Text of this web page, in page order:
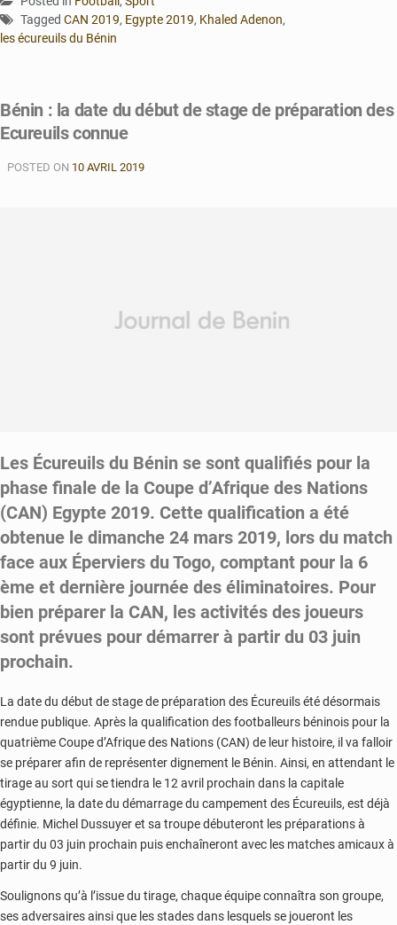
Tagged CAN 2019, Egypte 2019, Khaled Adenon,
les écureuils du Bénin
Bénin : la date du début de stage de préparation des
Ecureuils connue
POSTED ON 10 AVRIL 2019
Les Écureuils du Bénin se sont qualifiés pour la
phase finale de la Coupe d’Afrique des Nations
(CAN) Egypte 2019. Cette qualification a été
obtenue le dimanche 24 mars 2019, lors du match
face aux Éperviers du Togo, comptant pour la 6
ème et dernière journée des éliminatoires. Pour
bien préparer la CAN, les activités des joueurs
sont prévues pour démarrer à partir du 03 juin
prochain.
La date du début de stage de préparation des Écureuils été désormais
rendue publique. Après la qualification des footballeurs béninois pour la
quatrième Coupe d’Afrique des Nations (CAN) de leur histoire, il va falloir
se préparer afin de représenter dignement le Bénin. Ainsi, en attendant le
tirage au sort qui se tiendra le 12 avril prochain dans la capitale
égyptienne, la date du démarrage du campement des Écureuils, est déjà
définie. Michel Dussuyer et sa troupe débuteront les préparations à
partir du 03 juin prochain puis enchaîneront avec les matches amicaux à
partir du 9 juin.
Soulignons qu’à l’issue du tirage, chaque équipe connaîtra son groupe,
ses adversaires ainsi que les stades dans lesquels se joueront les